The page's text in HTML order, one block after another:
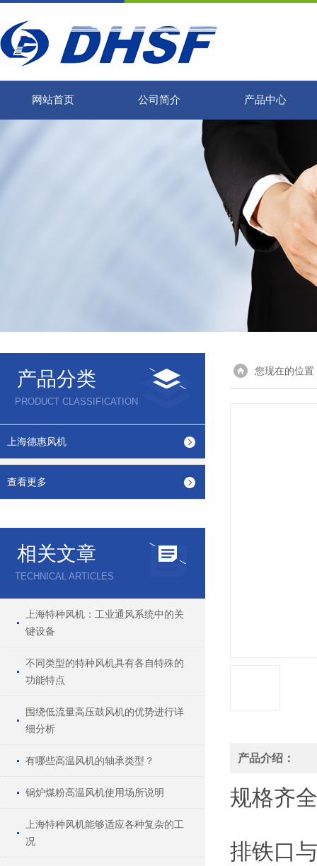
网站首页 公司简介 产品中心
产品分类
PRODUCT CLASSIFICATION
上海德惠风机
查看更多
相关文章
TECHNICAL ARTICLES
上海特种风机：工业通风系统中的关
键设备
不同类型的特种风机具有各自特殊的
功能特点
围绕低流量高压鼓风机的优势进行详
细分析
有哪些高温风机的轴承类型？
锅炉煤粉高温风机使用场所说明
上海特种风机能够适应各种复杂的工
况
您现在的位置
产品介绍：
规格齐全
排铁口